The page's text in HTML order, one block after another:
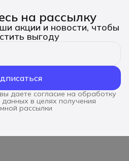
на рассылку
акции и новости, чтобы
выгоду
даете согласие на обработку
в целях получения
рассылки